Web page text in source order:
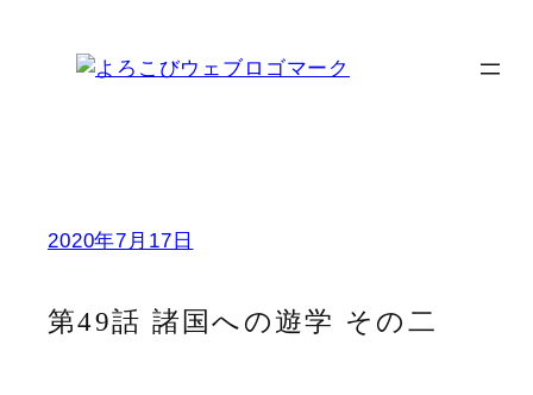
2020年7月17日
第49話 諸国への遊学 その二